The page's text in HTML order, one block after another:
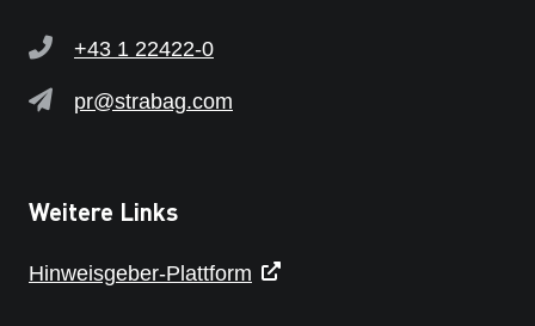
+43 1 22422-0
pr@strabag.com
Weitere Links
Hinweisgeber-Plattform